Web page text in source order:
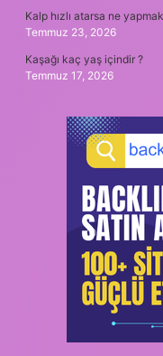
Kalp hızlı atarsa ne
Temmuz 23, 2026
Kaşağı kaç yaş içindir ?
Temmuz 17, 2026